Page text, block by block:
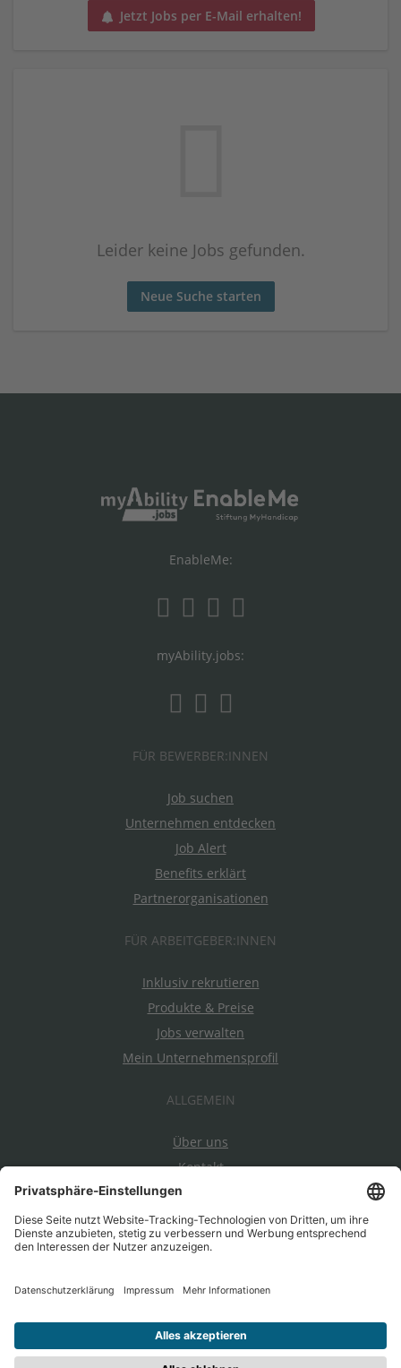
Jetzt Jobs per E-Mail erhalten!
Leider keine Jobs gefunden.
Neue Suche starten
EnableMe:
myAbility.jobs:
FÜR BEWERBER:INNEN
Job suchen
Unternehmen entdecken
Job Alert
Benefits erklärt
Partnerorganisationen
FÜR ARBEITGEBER:INNEN
Inklusiv rekrutieren
Produkte & Preise
Jobs verwalten
Mein Unternehmensprofil
ALLGEMEIN
Über uns
Kontakt
Datenschutz
Impressum
AGBs
Ein Projekt von EnableMe & myAbility|Entwickelt durch